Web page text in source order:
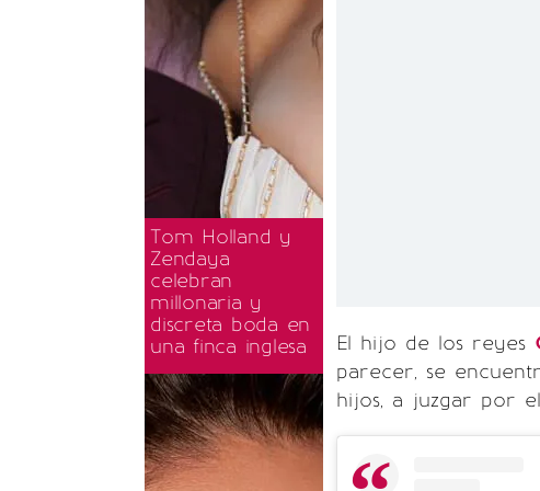
Tom Holland y
Zendaya
celebran
millonaria y
discreta boda en
una finca inglesa
El hijo de los reyes
parecer, se
hijos, a juzgar por